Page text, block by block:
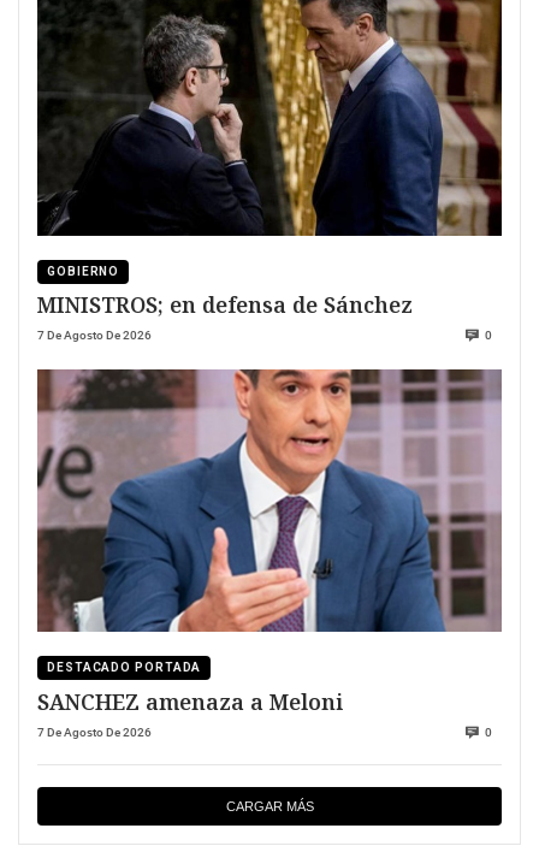
GOBIERNO
MINISTROS; en defensa de Sánchez
7 De Agosto De 2026 0
DESTACADO PORTADA
SANCHEZ amenaza a Meloni
7 De Agosto De 2026 0
CARGAR MÁS